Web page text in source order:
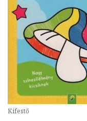
Kifestő